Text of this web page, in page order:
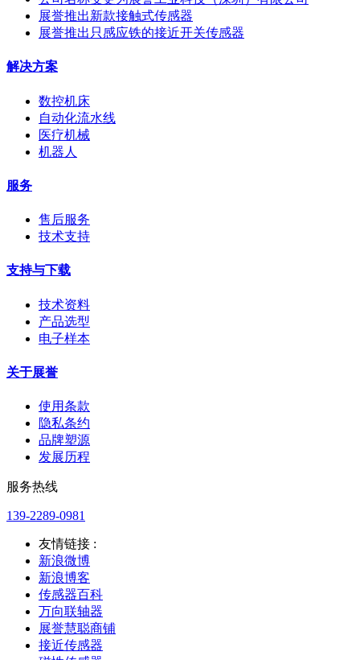
展誉推出新款接触式传感器
展誉推出只感应铁的接近开关传感器
解决方案
数控机床
自动化流水线
医疗机械
机器人
服务
售后服务
技术支持
支持与下载
技术资料
产品选型
电子样本
关于展誉
使用条款
隐私条约
品牌塑源
发展历程
服务热线
139-2289-0981
友情链接 :
新浪微博
新浪博客
传感器百科
万向联轴器
展誉慧聪商铺
接近传感器